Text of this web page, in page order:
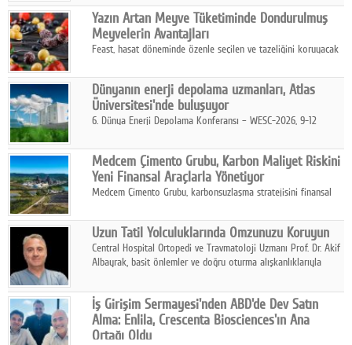
ekonomi ile gerçek dünya alışveriş deneyimi arasında köprü
kurmayı hedefleyen vizyonuyla uluslararası pazarlara açılıyor.
Yazın Artan Meyve Tüketiminde Dondurulmuş
Meyvelerin Avantajları
Feast, hasat döneminde özenle seçilen ve tazeliğini koruyacak
pratik, güvenilir ve lezzetli bir alternatif sunuyor.
Dünyanın enerji depolama uzmanları, Atlas
Üniversitesi'nde buluşuyor
6. Dünya Enerji Depolama Konferansı – WESC-2026, 9-12
sahipliğinde gerçekleştirilecek.
Medcem Çimento Grubu, Karbon Maliyet Riskini
Yeni Finansal Araçlarla Yönetiyor
Medcem Çimento Grubu, karbonsuzlaşma stratejisini finansal
Uzun Tatil Yolculuklarında Omzunuzu Koruyun
Central Hospital Ortopedi ve Travmatoloji Uzmanı Prof. Dr. Akif
Albayrak, basit önlemler ve doğru oturma alışkanlıklarıyla
İş Girişim Sermayesi'nden ABD'de Dev Satın
Alma: Enlila, Crescenta Biosciences'ın Ana
Ortağı Oldu